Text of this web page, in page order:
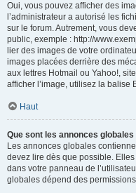
Oui, vous pouvez afficher des
l’administrateur a autorisé les
sur le forum. Autrement, vous
public, exemple : http://
lier des images de votre
images placées derrière des
aux lettres Hotmail ou Yahoo!,
afficher l’image, utilisez la balise
Haut
Que sont les annonces globales
Les annonces globales
devez lire dès que possible.
dans votre panneau de
globales dépend des